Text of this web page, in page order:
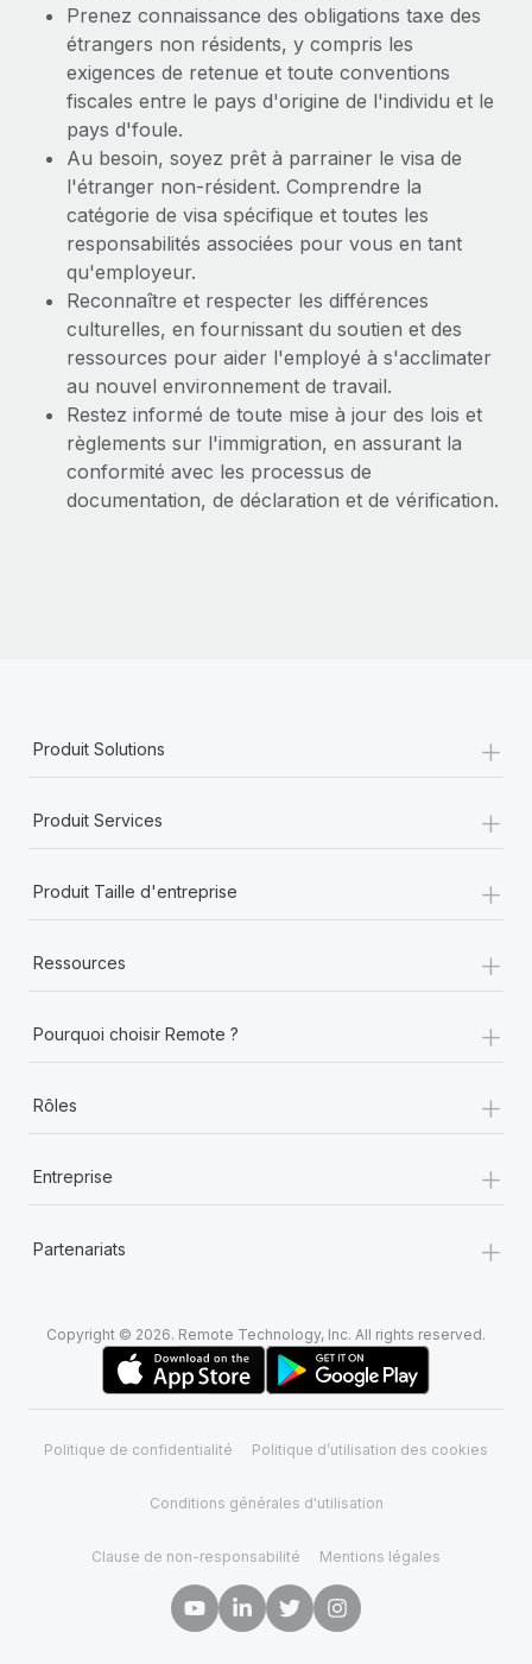
Prenez connaissance des obligations taxe des
étrangers non résidents, y compris les
exigences de retenue et toute conventions
fiscales entre le pays d'origine de l'individu et le
pays d'foule.
Au besoin, soyez prêt à parrainer le visa de
l'étranger non-résident. Comprendre la
catégorie de visa spécifique et toutes les
responsabilités associées pour vous en tant
qu'employeur.
Reconnaître et respecter les différences
culturelles, en fournissant du soutien et des
ressources pour aider l'employé à s'acclimater
au nouvel environnement de travail.
Restez informé de toute mise à jour des lois et
règlements sur l'immigration, en assurant la
conformité avec les processus de
documentation, de déclaration et de vérification.
Produit Solutions +
Produit Services +
Produit Taille d'entreprise +
Ressources +
Pourquoi choisir Remote ? +
Rôles +
Entreprise +
Partenariats +
Copyright © 2026. Remote Technology, Inc. All rights reserved.
Politique de confidentialité Politique d’utilisation des cookies
Conditions générales d'utilisation
Clause de non-responsabilité Mentions légales